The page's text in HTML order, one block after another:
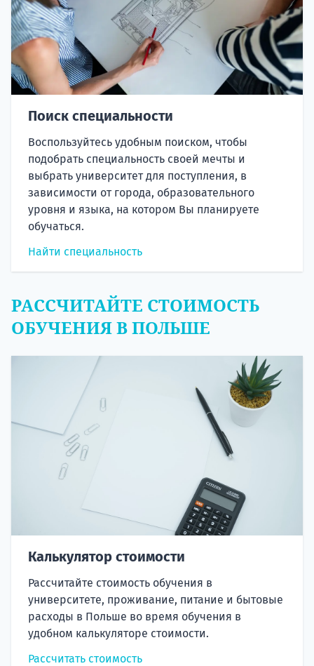
Поиск специальности
Воспользуйтесь удобным поиском, чтобы
подобрать специальность своей мечты и
выбрать университет для поступления, в
зависимости от города, образовательного
уровня и языка, на котором Вы планируете
обучаться.
Найти специальность
РАССЧИТАЙТЕ СТОИМОСТЬ
ОБУЧЕНИЯ В ПОЛЬШЕ
Калькулятор стоимости
Рассчитайте стоимость обучения в
университете, проживание, питание и бытовые
расходы в Польше во время обучения в
удобном калькуляторе стоимости.
Рассчитать стоимость